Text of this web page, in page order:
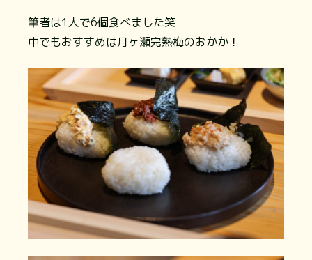
筆者は1人で6個食べました笑
中でもおすすめは月ヶ瀬完熟梅のおかか！